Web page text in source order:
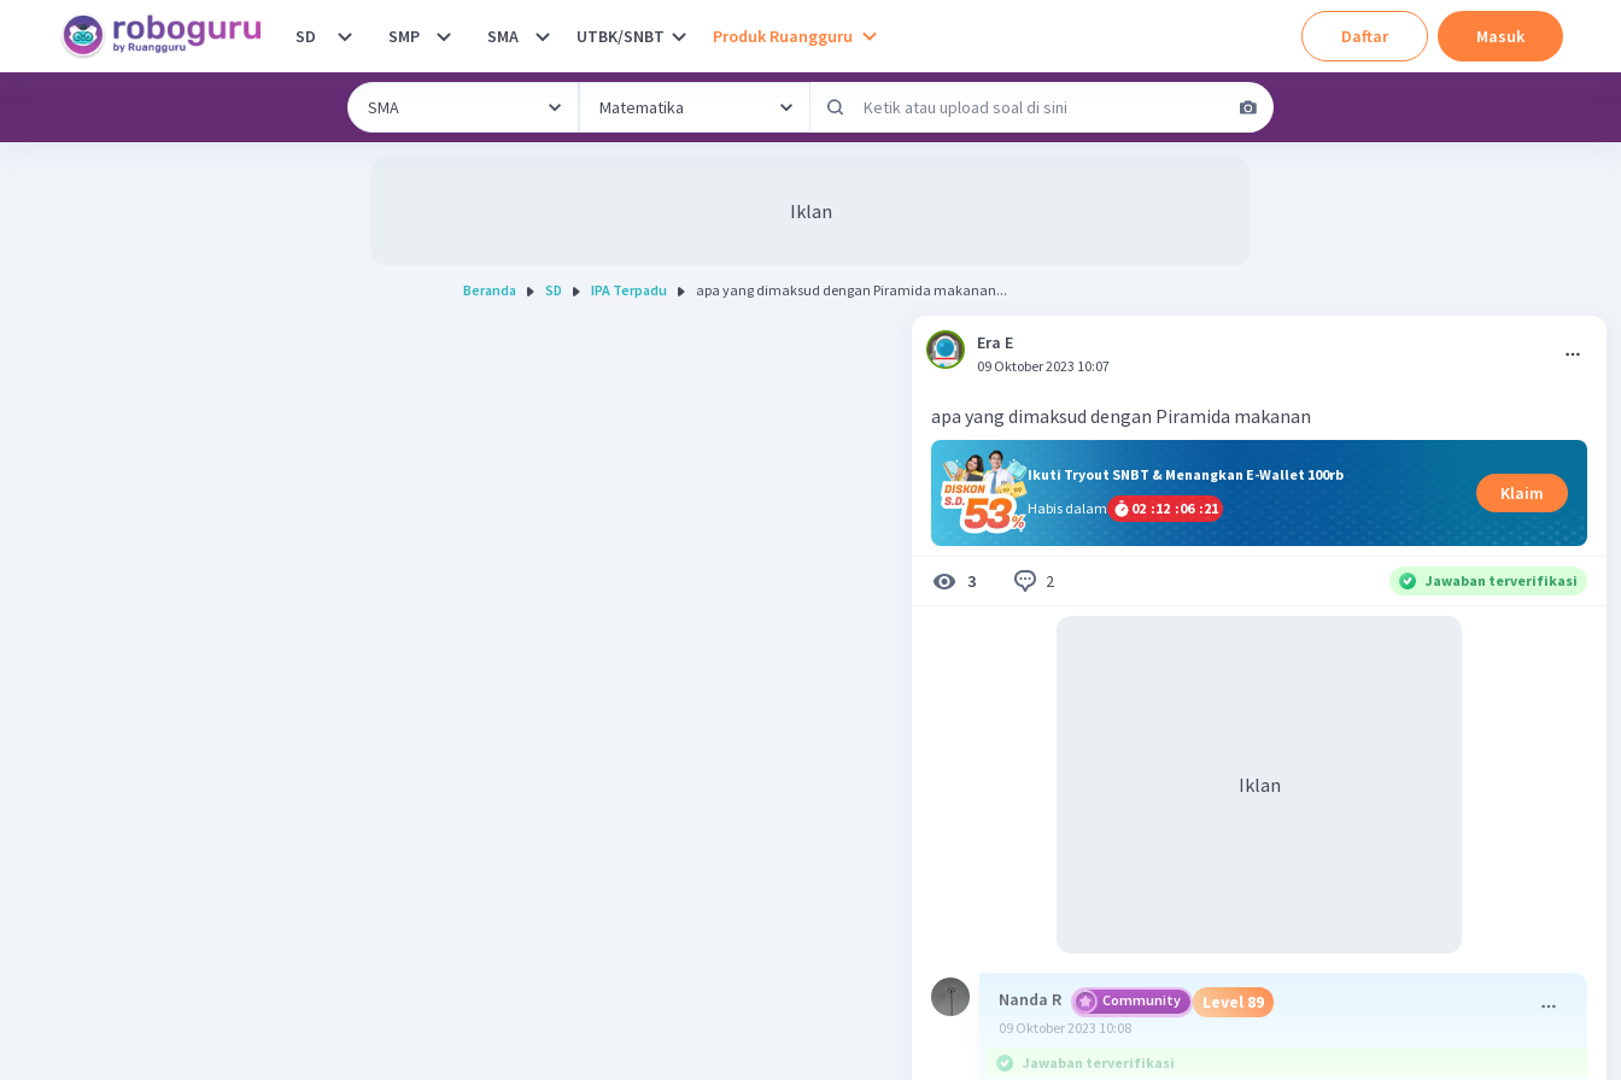
SD SMP SMA UTBK/SNBT Produk Ruangguru Daftar Masuk
Iklan
Beranda SD IPA Terpadu apa yang dimaksud dengan Piramida makanan...
Era E
09 Oktober 2023 10:07
apa yang dimaksud dengan Piramida makanan
Ikuti Tryout SNBT & Menangkan E-Wallet 100rb
Habis dalam
02 :12 :06 :21
Klaim
3 2 Jawaban terverifikasi
Iklan
Nanda R Community Level 89
09 Oktober 2023 10:08
Jawaban terverifikasi